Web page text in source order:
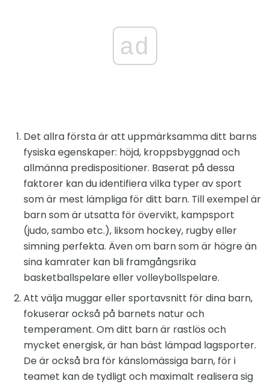
ad
Det allra första är att uppmärksamma ditt barns
fysiska egenskaper: höjd, kroppsbyggnad och
allmänna predispositioner. Baserat på dessa
faktorer kan du identifiera vilka typer av sport
som är mest lämpliga för ditt barn. Till exempel är
barn som är utsatta för övervikt, kampsport
(judo, sambo etc.), liksom hockey, rugby eller
simning perfekta. Även om barn som är högre än
sina kamrater kan bli framgångsrika
basketballspelare eller volleybollspelare.
Att välja muggar eller sportavsnitt för dina barn,
fokuserar också på barnets natur och
temperament. Om ditt barn är rastlös och
mycket energisk, är han bäst lämpad lagsporter.
De är också bra för känslomässiga barn, för i
teamet kan de tydligt och maximalt realisera sig